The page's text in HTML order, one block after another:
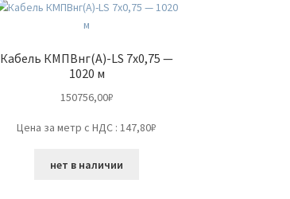
Кабель КМПВнг(А)-LS 7х0,75 —
1020 м
150756,00₽
Цена за метр с НДС : 147,80₽
нет в наличии